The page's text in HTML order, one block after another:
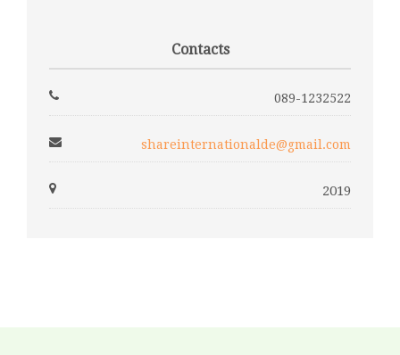
Contacts
089-1232522
shareinternationalde@gmail.com
2019